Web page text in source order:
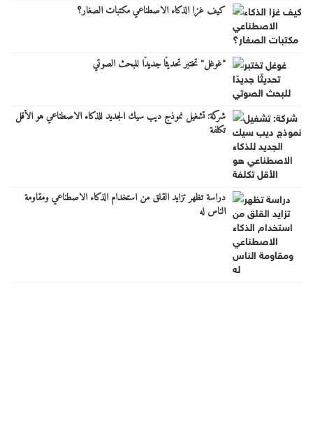
كيف غزا الذكاء الاصطناعي مكتبات الصغار؟
"غوغل" تختبر تحديثًا جديدًا للبحث الصوتي
شركة: تشغيل نموذج ديب سيك الجديد للذكاء الاصطناعي هو الأقل
تكلفة
دراسة تظهر تزايد القلق من استخدام الذكاء الاصطناعي ومقاومة
الناس له